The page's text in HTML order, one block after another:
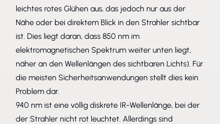
leichtes rotes Glühen aus, das jedoch nur aus der
Nähe oder bei direktem Blick in den Strahler sichtbar
ist. Dies liegt daran, dass 850 nm im
elektromagnetischen Spektrum weiter unten liegt,
näher an den Wellenlängen des sichtbaren Lichts). Für
die meisten Sicherheitsanwendungen stellt dies kein
Problem dar.
940 nm ist eine völlig diskrete IR-Wellenlänge, bei der
der Strahler nicht rot leuchtet. Allerdings sind